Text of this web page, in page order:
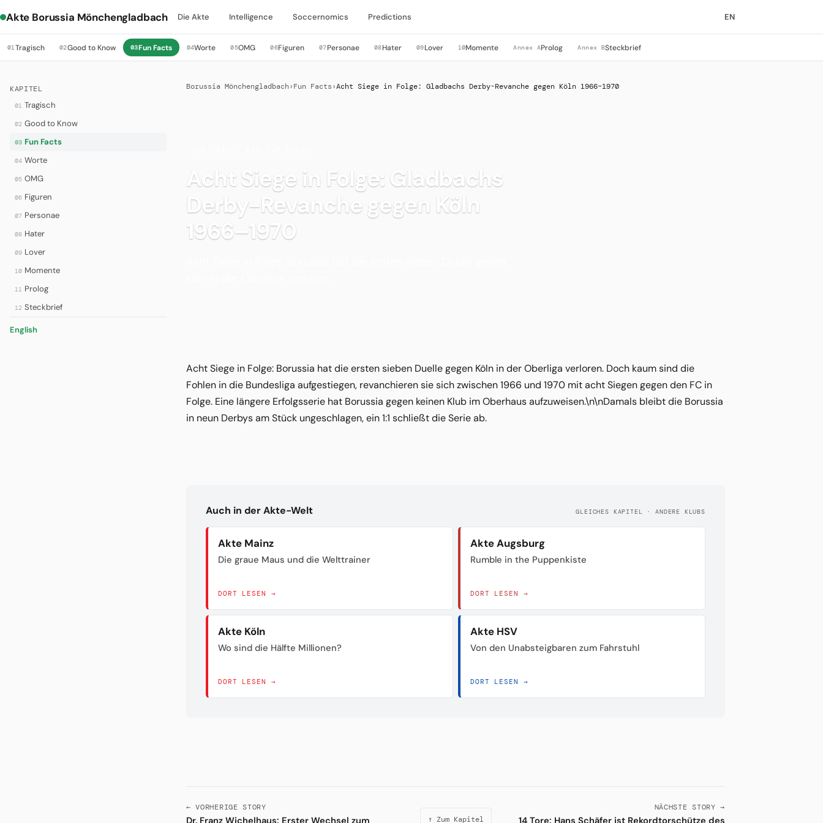
Akte Borussia Mönchengladbach Die Akte Intelligence Soccernomics Predictions EN
01Tragisch 02Good to Know 03Fun Facts 04Worte 05OMG 06Figuren 07Personae 08Hater 09Lover 10Momente Annex AProlog Annex BSteckbrief
KAPITEL
01 Tragisch
02 Good to Know
03 Fun Facts
04 Worte
05 OMG
06 Figuren
07 Personae
08 Hater
09 Lover
10 Momente
11 Prolog
12 Steckbrief
English
Borussia Mönchengladbach› Fun Facts ›Acht Siege in Folge: Gladbachs Derby-Revanche gegen Köln 1966–1970
Acht Siege in Folge: Gladbachs
Derby-Revanche gegen Köln
1966–1970
Acht Siege in Folge: Borussia hat die ersten sieben Duelle gegen Köln in der Oberliga verloren. Doch kaum sind die
Fohlen in die Bundesliga aufgestiegen, revanchieren sie sich zwischen 1966 und 1970 mit acht Siegen gegen den FC in
Folge. Eine längere Erfolgsserie hat Borussia gegen keinen Klub im Oberhaus aufzuweisen.\n\nDamals bleibt die Borussia
in neun Derbys am Stück ungeschlagen, ein 1:1 schließt die Serie ab.
Auch in der Akte-Welt GLEICHES KAPITEL · ANDERE KLUBS
Akte Mainz
Die graue Maus und die Welttrainer
DORT LESEN →
Akte Augsburg
Rumble in the Puppenkiste
DORT LESEN →
Akte Köln
Wo sind die Hälfte Millionen?
DORT LESEN →
Akte HSV
Von den Unabsteigbaren zum Fahrstuhl
DORT LESEN →
← VORHERIGE STORY
Dr. Franz Wichelhaus: Erster Wechsel zum ↑ Zum Kapitel
NÄCHSTE STORY →
14 Tore: Hans Schäfer ist Rekordtorschütze des